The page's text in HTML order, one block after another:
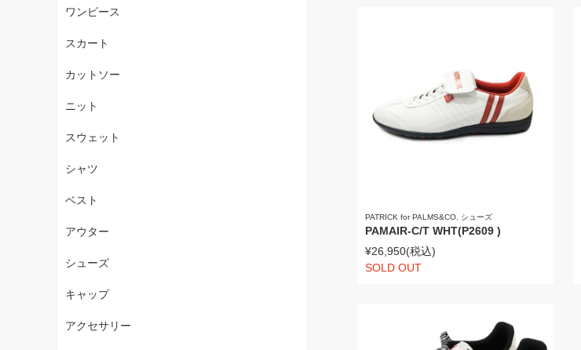
PATRICK for PALMS&CO. シューズ
PAMAIR-C/T WHT(P2609 )
¥26,950(税込)
SOLD OUT
ワンピース
スカート
カットソー
ニット
スウェット
シャツ
ベスト
アウター
シューズ
キャップ
アクセサリー